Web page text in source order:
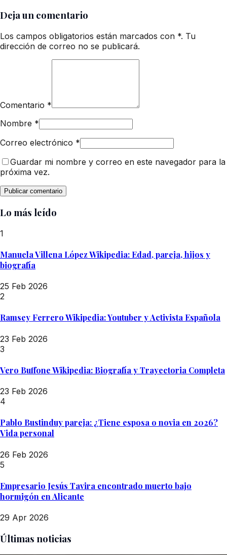
Deja un comentario
Los campos obligatorios están marcados con *. Tu
dirección de correo no se publicará.
Comentario *
Nombre *
Correo electrónico *
Guardar mi nombre y correo en este navegador para la
próxima vez.
Lo más leído
1
Manuela Villena López Wikipedia: Edad, pareja, hijos y
biografía
25 Feb 2026
2
Ramsey Ferrero Wikipedia: Youtuber y Activista Española
23 Feb 2026
3
Vero Buffone Wikipedia: Biografía y Trayectoria Completa
23 Feb 2026
4
Pablo Bustinduy pareja: ¿Tiene esposa o novia en 2026?
Vida personal
26 Feb 2026
5
Empresario Jesús Tavira encontrado muerto bajo
hormigón en Alicante
29 Apr 2026
Últimas noticias